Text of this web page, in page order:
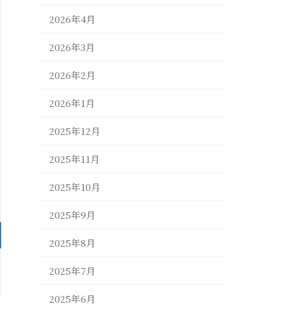
2026年4月
2026年3月
2026年2月
2026年1月
2025年12月
2025年11月
2025年10月
2025年9月
2025年8月
2025年7月
2025年6月